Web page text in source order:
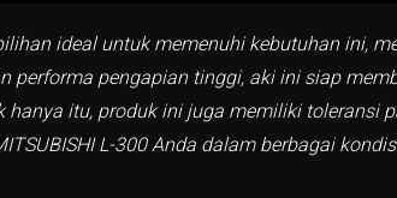
ideal untuk memenuhi kebutuhan ini,
performa pengapian tinggi, aki ini siap
itu, produk ini juga memiliki toleransi
L-300 Anda dalam berbagai